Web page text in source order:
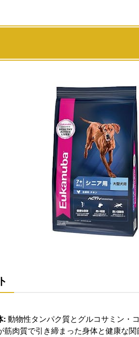
: 動物性タンパク質とグルコサミン・
肉質で引き締まった身体と健康な関